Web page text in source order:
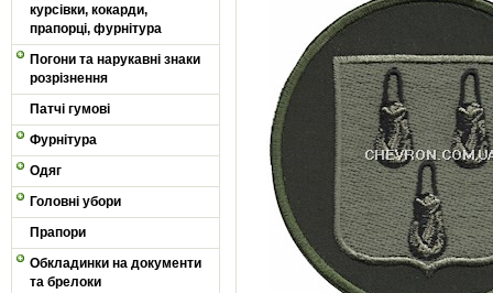
курсівки, кокарди,
прапорці, фурнітура
Погони та нарукавні знаки
розрізнення
Патчі гумові
Фурнітура
Одяг
Головні убори
Прапори
Обкладинки на документи
та брелоки